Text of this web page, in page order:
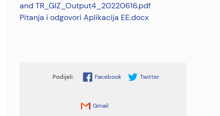
and TR_GIZ_Output4_20220616.pdf
Pitanja i odgovori Aplikacija EE.docx
Facebook Twitter
Gmail